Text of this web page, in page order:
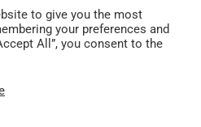
to give you the most
your preferences and
All”, you consent to the